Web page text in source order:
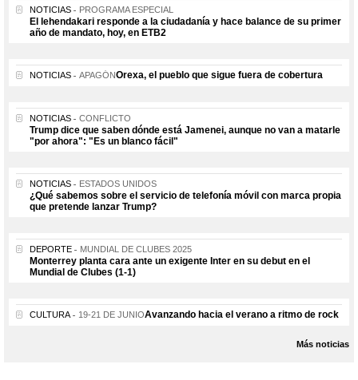
NOTICIAS PROGRAMA ESPECIAL
El lehendakari responde a la ciudadanía y hace balance de su primer
año de mandato, hoy, en ETB2
NOTICIAS APAGÓNOrexa, el pueblo que sigue fuera de cobertura
NOTICIAS CONFLICTO
Trump dice que saben dónde está Jamenei, aunque no van a matarle
"por ahora": "Es un blanco fácil"
NOTICIAS ESTADOS UNIDOS
¿Qué sabemos sobre el servicio de telefonía móvil con marca propia
que pretende lanzar Trump?
DEPORTE MUNDIAL DE CLUBES 2025
Monterrey planta cara ante un exigente Inter en su debut en el
Mundial de Clubes (1-1)
CULTURA 19-21 DE JUNIOAvanzando hacia el verano a ritmo de rock
Más noticias